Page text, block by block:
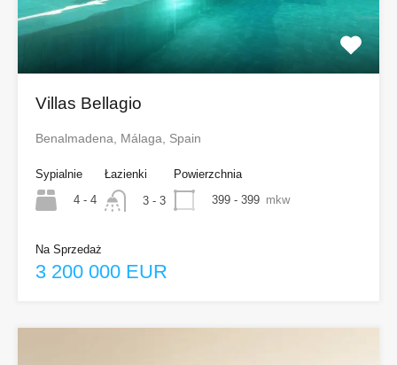
Villas Bellagio
Benalmadena, Málaga, Spain
Sypialnie
4 - 4
Łazienki
3 - 3
Powierzchnia
399 - 399 mkw
Na Sprzedaż
3 200 000 EUR